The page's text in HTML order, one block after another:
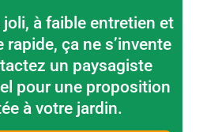
joli, à faible entretien et
rapide, ça ne s’invente
un paysagiste
pour une proposition
à votre jardin.